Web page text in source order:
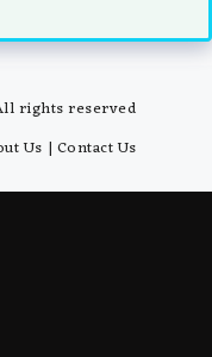
rights reserved
Us | Contact Us